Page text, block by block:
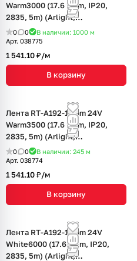
Warm3000 (17.6 W/m, IP20,
2835, 5m) (Arlight,
высок.эфф.150 лм/Вт)
0 0 В наличии: 1000 м
Арт. 038775
1 541.10 ₽/м
В корзину
Лента RT-A192-10mm 24V
Warm3500 (17.6 W/m, IP20,
2835, 5m) (Arlight,
высок.эфф.150 лм/Вт)
0 0 В наличии: 245 м
Арт. 038774
1 541.10 ₽/м
В корзину
Лента RT-A192-10mm 24V
White6000 (17.6 W/m, IP20,
2835, 5m) (Arlight,